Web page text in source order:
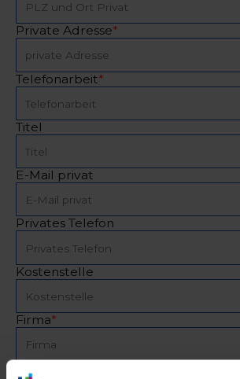
Private Adresse*
Telefonarbeit*
Titel
E-Mail privat
Privates Telefon
Kostenstelle
Firma*